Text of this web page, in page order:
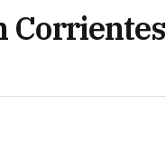
Corrientes